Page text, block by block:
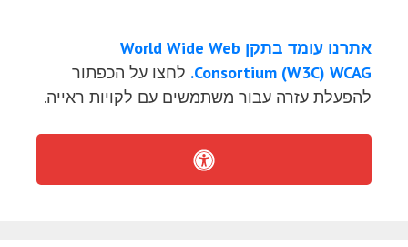
אתרנו עומד בתקן World Wide Web
Consortium (W3C) WCAG. לחצו על הכפתור
להפעלת עזרה עבור משתמשים עם לקויות ראייה.